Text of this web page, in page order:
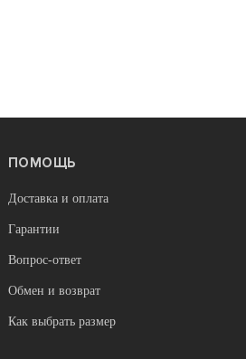
В наличии
черный
3 200
ПОМОЩЬ
Доставка и оплата
Гарантии
Вопрос-ответ
Обмен и возврат
Как выбрать размер